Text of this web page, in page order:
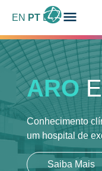
EN PT ES
ARO
Conhecimento
um hospital de
Saiba Mais